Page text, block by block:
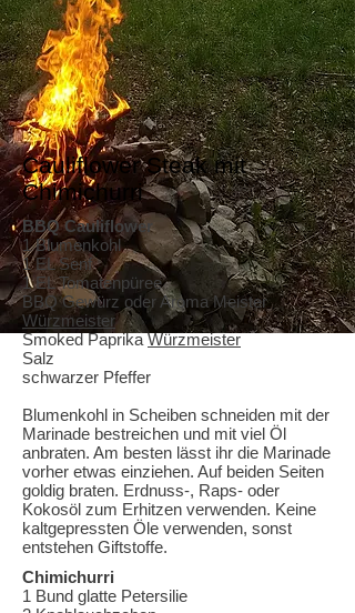
Cauliflower Steak mit
Chimichurri
BBQ Cauliflower
1 Blumenkohl
1 EL Senf
1 EL Tomatenpüree
BBQ Gewürz oder Aroma Meister
Würzmeister
Smoked PaprikaWürzmeister
Salz
schwarzer Pfeffer
Blumenkohl in Scheiben schneiden mit der
Marinade bestreichen und mit viel Öl
anbraten. Am besten lässt ihr die Marinade
vorher etwas einziehen. Auf beiden Seiten
goldig braten. Erdnuss-, Raps- oder
Kokosöl zum Erhitzen verwenden. Keine
kaltgepressten Öle verwenden, sonst
entstehen Giftstoffe.
Chimichurri
1 Bund glatte Petersilie